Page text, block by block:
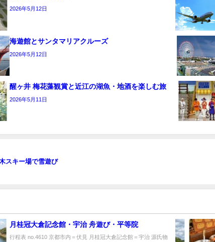
2026年5月12日
海遊館とサンタマリアクルーズ
2026年5月12日
醒ヶ井 梅花藻観賞と近江の湖魚・地酒を楽しむ旅
2026年5月11日
スキー場で雪遊び
月桂冠大倉記念館・宇治 舟遊び・平等院
行程表 no.4610 京都市内＝伏見 月桂冠大倉記念館＝宇治 源氏物